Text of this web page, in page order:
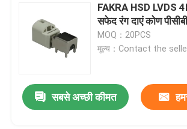
FAKRA HSD LVDS
सफेद रंग दाएं कोण
MOQ：20PCS
मूल्य：Contact the
सबसे अच्छी कीमत